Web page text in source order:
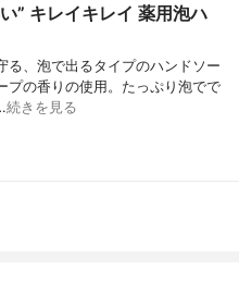
” キレイキレイ 薬用泡ハ
る、泡で出るタイプのハンドソー
プの香りの使用。たっぷり泡でで
続きを見る